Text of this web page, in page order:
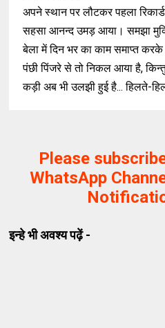
अपने स्थान पर लौटकर पहला
सहसा आनन्द उमड़ आया। समझा
बेला में दिन भर का काम समाप्त
पंछी पिंजरे से तो निकल आया है,
कड़ी अब भी उलझी हुई है... हिलते-
Please
WhatsApp
इन्हे भी अवश्य पढ़ें -